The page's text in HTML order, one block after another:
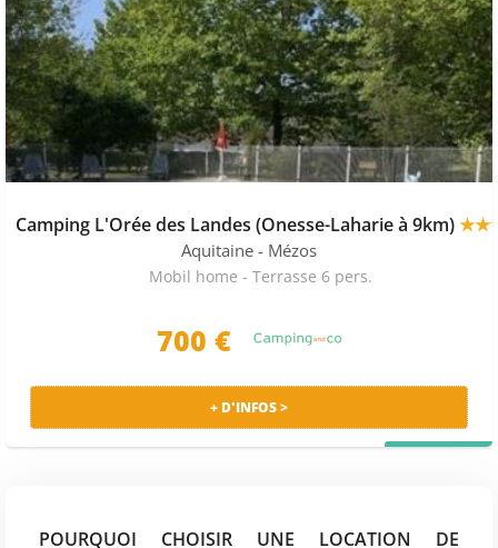
Camping L'Orée des Landes (Onesse-Laharie à 9km)
Aquitaine - Mézos
Mobil home - Terrasse 6 pers.
700 €
+ D'INFOS >
POURQUOI CHOISIR UNE LOCATION DE